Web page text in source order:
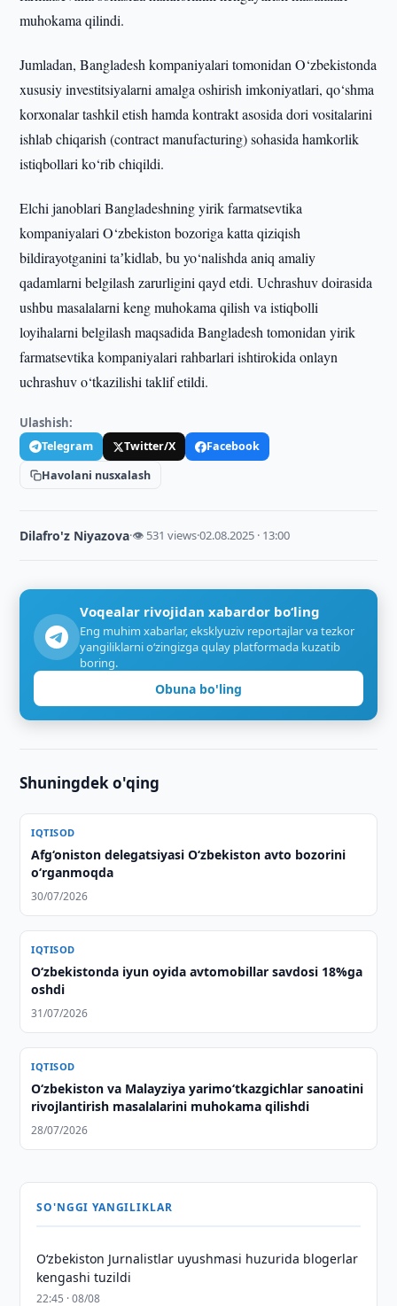
muhokama qilindi.
Jumladan, Bangladesh kompaniyalari tomonidan O‘zbekistonda
xususiy investitsiyalarni amalga oshirish imkoniyatlari, qo‘shma
korxonalar tashkil etish hamda kontrakt asosida dori vositalarini
ishlab chiqarish (contract manufacturing) sohasida hamkorlik
istiqbollari ko‘rib chiqildi.
Elchi janoblari Bangladeshning yirik farmatsevtika
kompaniyalari O‘zbekiston bozoriga katta qiziqish
bildirayotganini taʼkidlab, bu yo‘nalishda aniq amaliy
qadamlarni belgilash zarurligini qayd etdi. Uchrashuv doirasida
ushbu masalalarni keng muhokama qilish va istiqbolli
loyihalarni belgilash maqsadida Bangladesh tomonidan yirik
farmatsevtika kompaniyalari rahbarlari ishtirokida onlayn
uchrashuv o‘tkazilishi taklif etildi.
Ulashish:
Telegram Twitter/X
Facebook
Havolani nusxalash
Dilafro'z Niyazova·👁 531 views·02.08.2025 · 13:00
Voqealar rivojidan xabardor bo‘ling
Eng muhim xabarlar, eksklyuziv reportajlar va tezkor
yangiliklarni o‘zingizga qulay platformada kuzatib
boring.
Obuna bo'ling
Shuningdek o'qing
IQTISOD
Afg‘oniston delegatsiyasi O‘zbekiston avto bozorini
o‘rganmoqda
30/07/2026
IQTISOD
O‘zbekistonda iyun oyida avtomobillar savdosi 18%ga
oshdi
31/07/2026
IQTISOD
Oʻzbekiston va Malayziya yarimoʻtkazgichlar sanoatini
rivojlantirish masalalarini muhokama qilishdi
28/07/2026
SO'NGGI YANGILIKLAR
O‘zbekiston Jurnalistlar uyushmasi huzurida blogerlar
kengashi tuzildi
22:45 · 08/08